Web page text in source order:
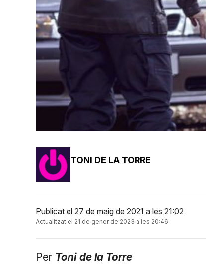
TONI DE LA TORRE
Publicat el 27 de maig de 2021 a les 21:02
Actualitzat el 21 de gener de 2023 a les 20:46
Per Toni de la Torre